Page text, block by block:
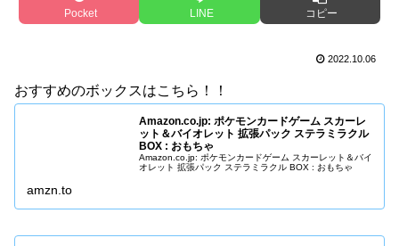
Pocket LINE コピー
2022.10.06
おすすめのボックスはこちら！！
Amazon.co.jp: ポケモンカードゲーム スカーレ
ット＆バイオレット 拡張パック ステラミラクル
BOX : おもちゃ
Amazon.co.jp: ポケモンカードゲーム スカーレット＆バイ
オレット 拡張パック ステラミラクル BOX : おもちゃ
amzn.to